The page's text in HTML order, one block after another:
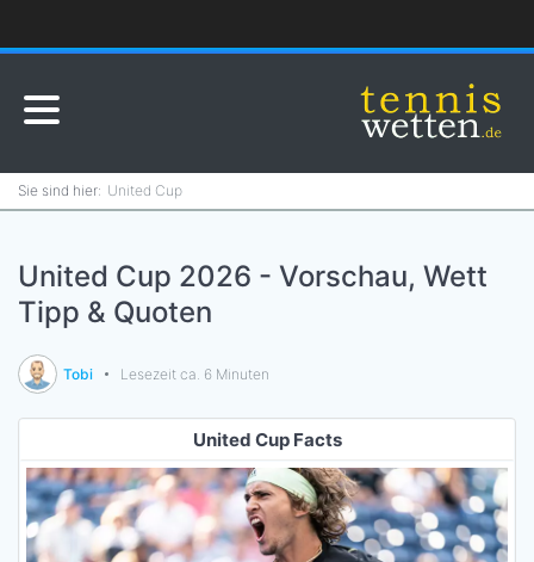
United Cup
United Cup 2026 - Vorschau, Wett
Tipp & Quoten
Tobi Lesezeit ca. 6 Minuten
United Cup Facts